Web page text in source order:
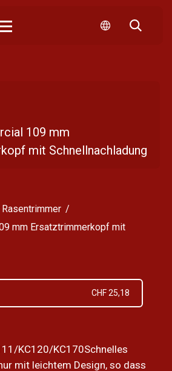
109 mm
mit Schnellnachladung
mm Ersatztrimmerkopf mit
CHF 25,18
KC120/KC170Schnelles
mit leichtem Design, so dass